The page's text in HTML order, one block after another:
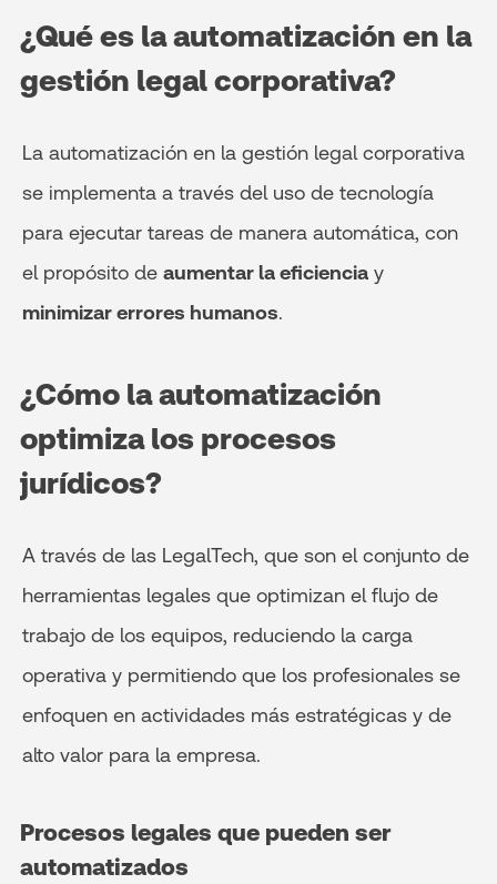
¿Qué es la automatización en la
gestión legal corporativa?
La automatización en la gestión legal corporativa
se implementa a través del uso de tecnología
para ejecutar tareas de manera automática, con
el propósito de aumentar la eficiencia y
minimizar errores humanos.
¿Cómo la automatización
optimiza los procesos
jurídicos?
A través de las LegalTech, que son el conjunto de
herramientas legales que optimizan el flujo de
trabajo de los equipos, reduciendo la carga
operativa y permitiendo que los profesionales se
enfoquen en actividades más estratégicas y de
alto valor para la empresa.
Procesos legales que pueden ser
automatizados